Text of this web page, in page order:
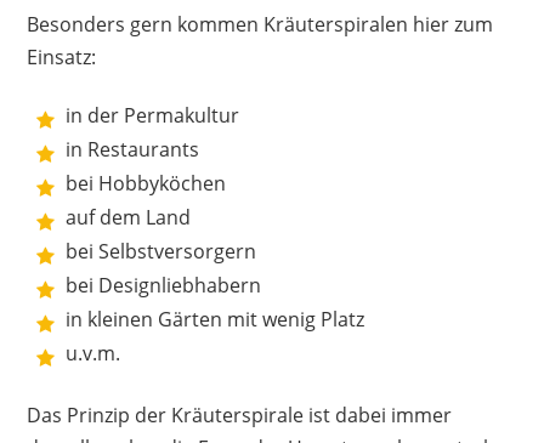
Rost beim Aufbau
Besonders gern kommen Kräuterspiralen hier zum
Einsatz:
in der Permakultur
in Restaurants
bei Hobbyköchen
auf dem Land
bei Selbstversorgern
bei Designliebhabern
in kleinen Gärten mit wenig Platz
u.v.m.
Das Prinzip der Kräuterspirale ist dabei immer